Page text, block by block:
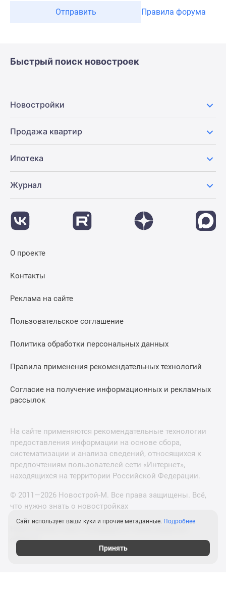
Отправить Правила форума
Быстрый поиск новостроек
Новостройки
Продажа квартир
Ипотека
Журнал
О проекте
Контакты
Реклама на сайте
Пользовательское соглашение
Политика обработки персональных данных
Правила применения рекомендательных технологий
Согласие на получение информационных и рекламных
рассылок
На сайте применяются рекомендательные технологии
предоставления информации на основе сбора,
систематизации и анализа сведений, относящихся к
предпочтениям пользователей сети «Интернет»,
находящихся на территории Российской Федерации.
© 2011—2026 Новострой-М. Все права защищены. Всё,
что нужно знать о новостройках
области
Сайт использует ваши куки и прочие метаданные. Подробнее
Принять